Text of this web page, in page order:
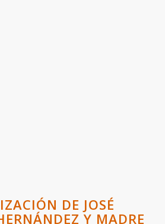
DE JOSÉ
Y MADRE